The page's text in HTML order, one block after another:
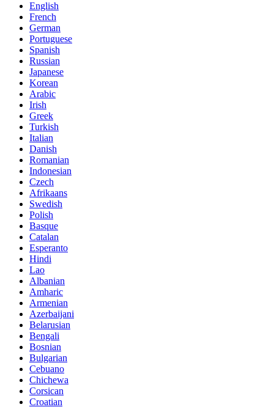
English
French
German
Portuguese
Spanish
Russian
Japanese
Korean
Arabic
Irish
Greek
Turkish
Italian
Danish
Romanian
Indonesian
Czech
Afrikaans
Swedish
Polish
Basque
Catalan
Esperanto
Hindi
Lao
Albanian
Amharic
Armenian
Azerbaijani
Belarusian
Bengali
Bosnian
Bulgarian
Cebuano
Chichewa
Corsican
Croatian